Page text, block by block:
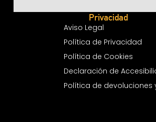
Privacidad
Aviso Legal
Política de Privacidad
Política de Cookies
Declaración de
Política de devoluciones